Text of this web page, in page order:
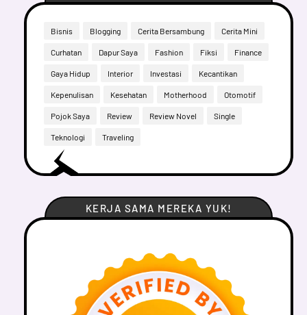
Bisnis Blogging Cerita Bersambung Cerita Mini
Curhatan Dapur Saya Fashion Fiksi Finance
Gaya Hidup Interior Investasi Kecantikan
Kepenulisan Kesehatan Motherhood Otomotif
Pojok Saya Review Review Novel Single
Teknologi Traveling
KERJA SAMA MEREKA YUK!